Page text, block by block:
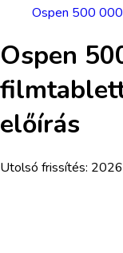
Ospen 500
Ospen
előírás
Utolsó frissítés: